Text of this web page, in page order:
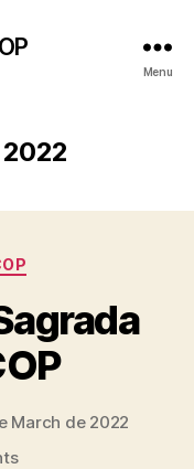
Menu
March de 2022
on